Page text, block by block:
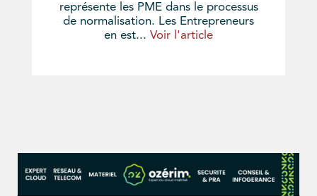
représente les PME dans le processus
de normalisation. Les Entrepreneurs
en est... Voir l'article